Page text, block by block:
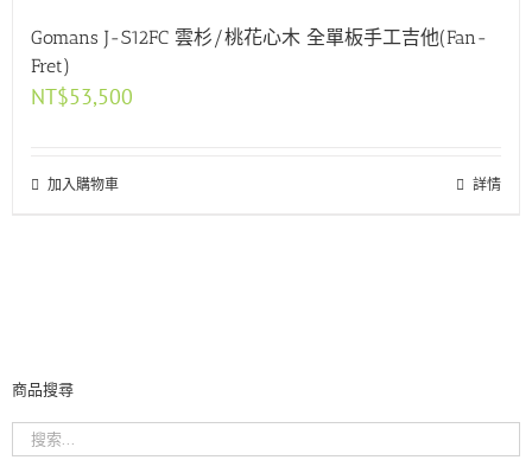
Gomans J-S12FC 雲杉/桃花心木 全單板手工吉他(Fan-
Fret)
NT$53,500
加入購物車 詳情
商品搜尋